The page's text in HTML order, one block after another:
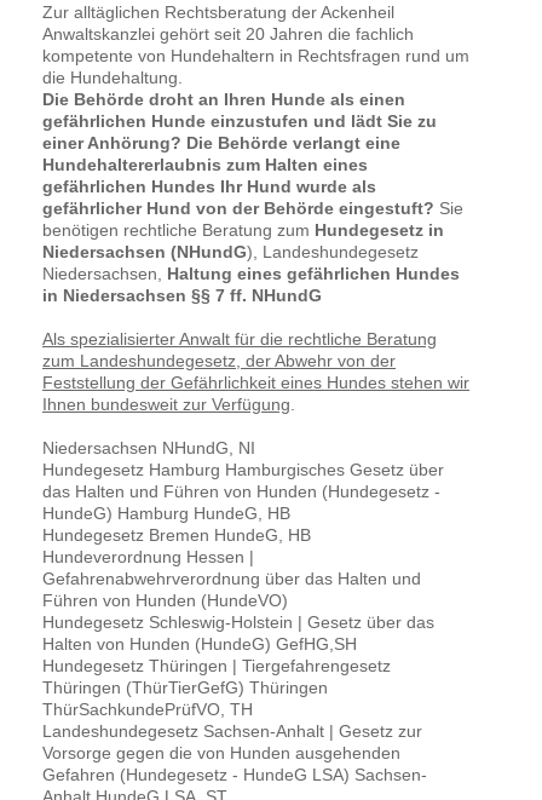
Zur alltäglichen Rechtsberatung der Ackenheil
Anwaltskanzlei gehört seit 20 Jahren die fachlich
kompetente von Hundehaltern in Rechtsfragen rund um
die Hundehaltung.
Die Behörde droht an Ihren Hunde als einen
gefährlichen Hunde einzustufen und lädt Sie zu
einer Anhörung? Die Behörde verlangt eine
Hundehaltererlaubnis zum Halten eines
gefährlichen Hundes Ihr Hund wurde als
gefährlicher Hund von der Behörde eingestuft? Sie
benötigen rechtliche Beratung zum Hundegesetz in
Niedersachsen (NHundG), Landeshundegesetz
Niedersachsen, Haltung eines gefährlichen Hundes
in Niedersachsen §§ 7 ff. NHundG
Als spezialisierter Anwalt für die rechtliche Beratung
zum Landeshundegesetz, der Abwehr von der
Feststellung der Gefährlichkeit eines Hundes stehen wir
Ihnen bundesweit zur Verfügung
Niedersachsen NHundG, NI
Hundegesetz Hamburg Hamburgisches Gesetz über
das Halten und Führen von Hunden (Hundegesetz -
HundeG) Hamburg HundeG, HB
Hundegesetz Bremen HundeG, HB
Hundeverordnung Hessen |
Gefahrenabwehrverordnung über das Halten und
Führen von Hunden (HundeVO)
Hundegesetz Schleswig-Holstein | Gesetz über das
Halten von Hunden (HundeG) GefHG,SH
Hundegesetz Thüringen | Tiergefahrengesetz
Thüringen (ThürTierGefG) Thüringen
ThürSachkundePrüfVO, TH
Landeshundegesetz Sachsen-Anhalt | Gesetz zur
Vorsorge gegen die von Hunden ausgehenden
Gefahren (Hundegesetz - HundeG LSA) Sachsen-